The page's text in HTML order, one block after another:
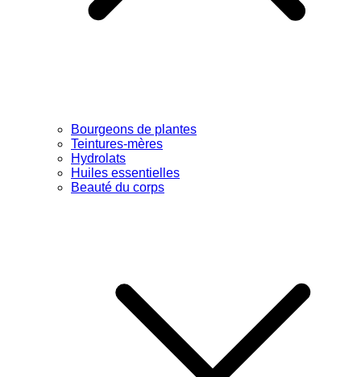
Bourgeons de plantes
Teintures-mères
Hydrolats
Huiles essentielles
Beauté du corps